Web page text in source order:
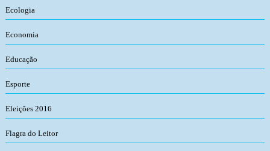
Ecologia
Economia
Educação
Esporte
Eleições 2016
Flagra do Leitor